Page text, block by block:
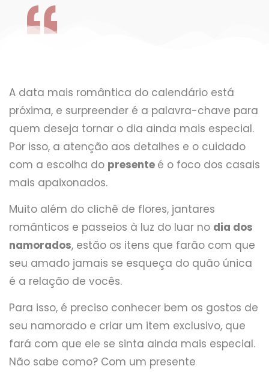
A data mais romântica do calendário está
próxima, e surpreender é a palavra-chave para
quem deseja tornar o dia ainda mais especial.
Por isso, a atenção aos detalhes e o cuidado
com a escolha do presente é o foco dos casais
mais apaixonados.
Muito além do clichê de flores, jantares
românticos e passeios à luz do luar no dia dos
namorados, estão os itens que farão com que
seu amado jamais se esqueça do quão única
é a relação de vocês.
Para isso, é preciso conhecer bem os gostos de
seu namorado e criar um item exclusivo, que
fará com que ele se sinta ainda mais especial.
Não sabe como? Com um presente